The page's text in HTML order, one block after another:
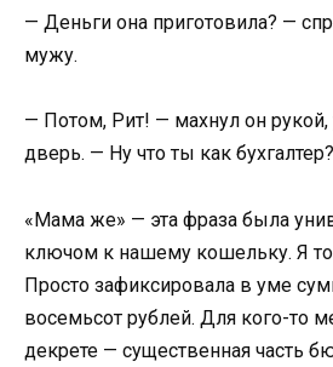
— Деньги она приготовила? —
мужу.
— Потом, Рит! — махнул он
дверь. — Ну что ты как
«Мама же» — эта фраза была
ключом к нашему кошельку. Я
Просто зафиксировала в уме
восемьсот рублей. Для кого-то
декрете — существенная часть